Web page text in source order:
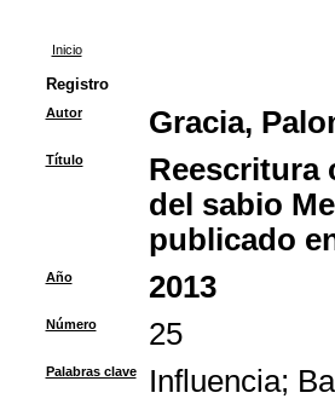
Inicio
Registro
Autor Gracia,
Título
Reescritura
del sabio
publicado
Año 2013
Número 25
Palabras clave Influencia;